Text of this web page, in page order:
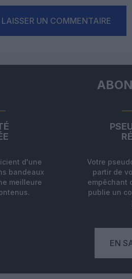
LAISSER UN COMMENTAIRE
d'une
bandeaux
meilleure
Votre
partir de
empêchant
publie un
EN